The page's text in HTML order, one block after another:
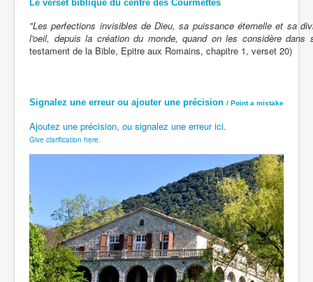
Le verset biblique du centre des Courmettes
"Les perfections invisibles de Dieu, sa puissance éternelle et sa
l'oeil, depuis la création du monde, quand on les considère dans
testament de la Bible, Epitre aux Romains, chapitre 1, verset 20)
Signalez une erreur ou ajouter une précision / Point a mistake
Ajoutez une précision, ou signalez une erreur ici.
Give clarification here.